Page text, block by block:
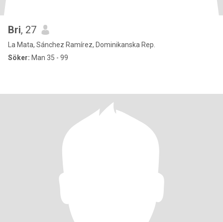
Bri, 27
La Mata, Sánchez Ramírez, Dominikanska Rep.
Söker: Man 35 - 99